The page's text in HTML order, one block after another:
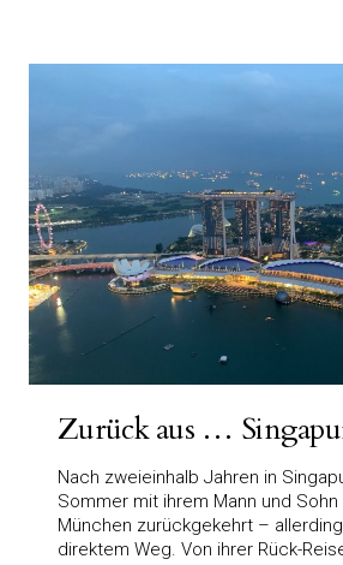
Zurück aus …
Nach zweieinhalb Jahren in
Sommer mit ihrem Mann und
München zurückgekehrt –
direktem Weg. Von ihrer Rück-